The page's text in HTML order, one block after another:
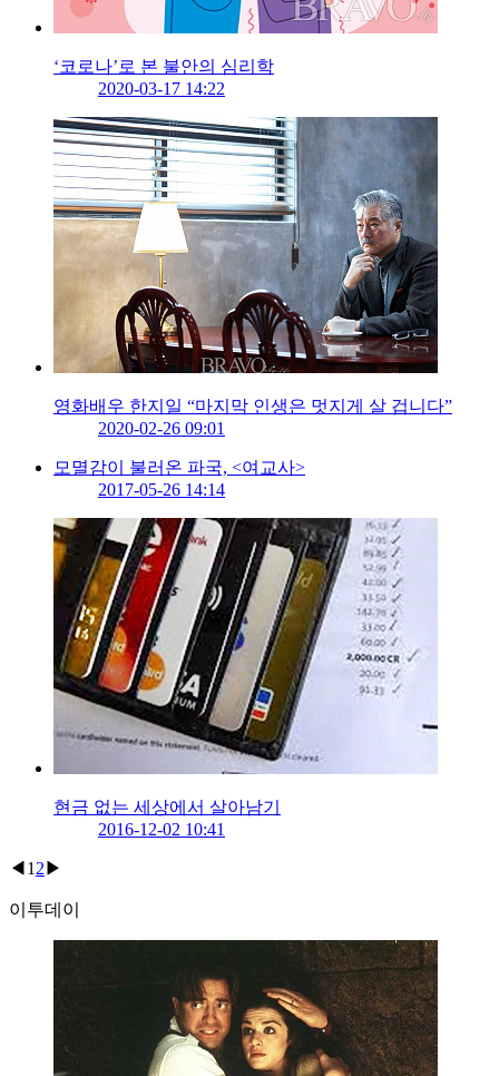
‘코로나’로 본 불안의 심리학
2020-03-17 14:22
영화배우 한지일 “마지막 인생은 멋지게 살 겁니다”
2020-02-26 09:01
모멸감이 불러온 파국, <여교사>
2017-05-26 14:14
현금 없는 세상에서 살아남기
2016-12-02 10:41
◀ 1 2 ▶
이투데이